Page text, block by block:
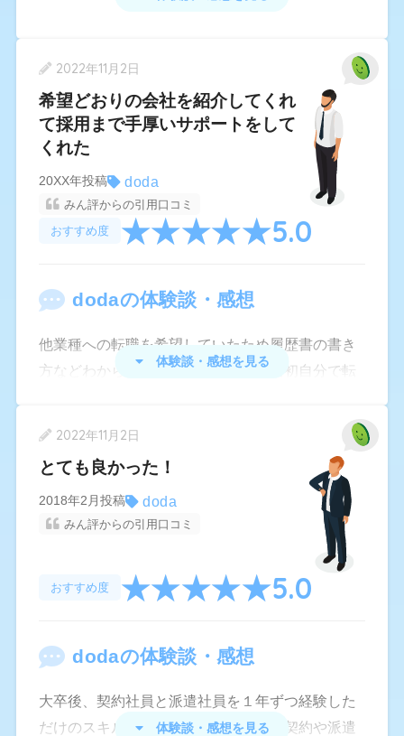
求人検索のために登録したのですが、エージェン
ト機能を利用したくないのにほぼ毎日電話がかか
ってくるので怖いです。リクナビなど他のサイト
はエージェント利用可否をHPから選択出来て、メ
ールオファー以外の連絡がこないように出来るの
に対し、dodaはそれがオンライン上で設定出来な
い（登録時にも出来なかったはず）
くるし、メールでエージェント機能を利用したく
るので、いい加減にして欲しい。
2022年11月2日
希望どおりの会社を紹介してくれ
て採用まで手厚いサポートをして
くれた
20XX年投稿 doda
みん評からの引用口コミ
おすすめ度
5.0
dodaの体験談・感想
他業種への転職を希望していたため履歴書の書き
方などわからないことが多々あり、当初自分で転
ほうがよいと思った。転職エージェンシー他社と
乗ってくれ、履歴書、筆記、面接のたびに相談や
足りない部分など添削してくれたので志望してい
る会社のほしい人材像を深く理解でき、自分の志
望動機と職務経歴をぴったり合わせることができ
た。
体験談・感想を見る
2022年11月2日
とても良かった！
2018年2月投稿 doda
みん評からの引用口コミ
おすすめ度 5.0
dodaの体験談・感想
大卒後、契約社員と派遣社員を１年ずつ経験した
だけのスキルの足りない私でしたが、契約や派遣
体験談・感想を見る